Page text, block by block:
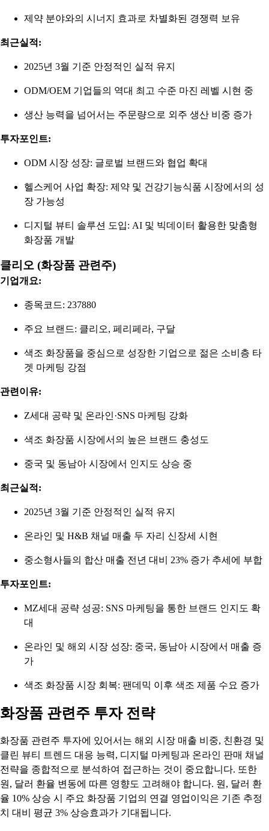
제약 분야와의 시너지 효과로 차별화된 경쟁력 보유
최근실적:
2025년 3월 기준 안정적인 실적 유지
ODM/OEM 기업들의 역대 최고 수준 마진 레벨 시현 중
생산 능력을 넘어서는 주문량으로 외주 생산 비중 증가
투자포인트:
ODM 시장 성장: 글로벌 브랜드와 협업 확대
헬스케어 사업 확장: 제약 및 건강기능식품 시장에서의 성
장 가능성
디지털 뷰티 솔루션 도입: AI 및 빅데이터 활용한 맞춤형
화장품 개발
클리오 (화장품 관련주)
기업개요:
종목코드: 237880
주요 브랜드: 클리오, 페리페라, 구달
색조 화장품을 중심으로 성장한 기업으로 젊은 소비층 타
겟 마케팅 강점
관련이유:
Z세대 공략 및 온라인·SNS 마케팅 강화
색조 화장품 시장에서의 높은 브랜드 충성도
중국 및 동남아 시장에서 인지도 상승 중
최근실적:
2025년 3월 기준 안정적인 실적 유지
온라인 및 H&B 채널 매출 두 자리 신장세 시현
중소형사들의 합산 매출 전년 대비 23% 증가 추세에 부합
투자포인트:
MZ세대 공략 성공: SNS 마케팅을 통한 브랜드 인지도 확
대
온라인 및 해외 시장 성장: 중국, 동남아 시장에서 매출 증
가
색조 화장품 시장 회복: 팬데믹 이후 색조 제품 수요 증가
화장품 관련주 투자 전략
화장품 관련주 투자에 있어서는 해외 시장 매출 비중, 친환경 및
클린 뷰티 트렌드 대응 능력, 디지털 마케팅과 온라인 판매 채널
전략을 종합적으로 분석하여 접근하는 것이 중요합니다. 또한
원, 달러 환율 변동에 따른 영향도 고려해야 합니다. 원, 달러 환
율 10% 상승 시 주요 화장품 기업의 연결 영업이익은 기존 추정
치 대비 평균 3% 상승효과가 기대됩니다.